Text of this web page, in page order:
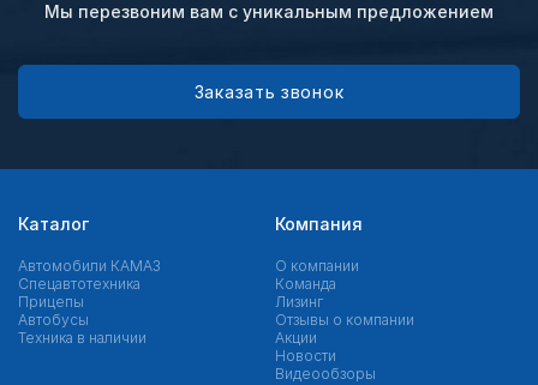
Мы перезвоним вам с уникальным предложением
Заказать звонок
Каталог
Автомобили КАМАЗ
Спецавтотехника
Прицепы
Автобусы
Техника в наличии
Компания
О компании
Команда
Лизинг
Отзывы о компании
Акции
Новости
Видеообзоры